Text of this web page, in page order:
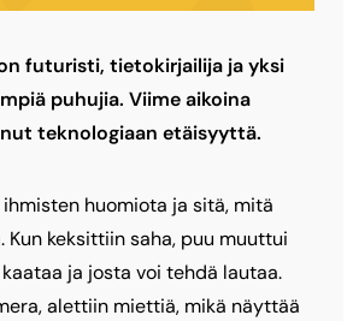
futuristi, tietokirjailija ja yksi
puhujia. Viime aikoina
teknologiaan etäisyyttä.
huomiota ja sitä, mitä
Kun keksittiin saha, puu muuttui
ja josta voi tehdä lautaa.
alettiin miettiä, mikä näyttää